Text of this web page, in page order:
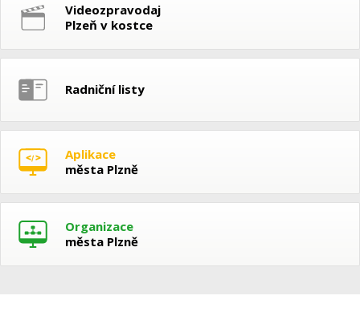
Videozpravodaj
Plzeň v kostce
Radniční listy
Aplikace
města Plzně
Organizace
města Plzně